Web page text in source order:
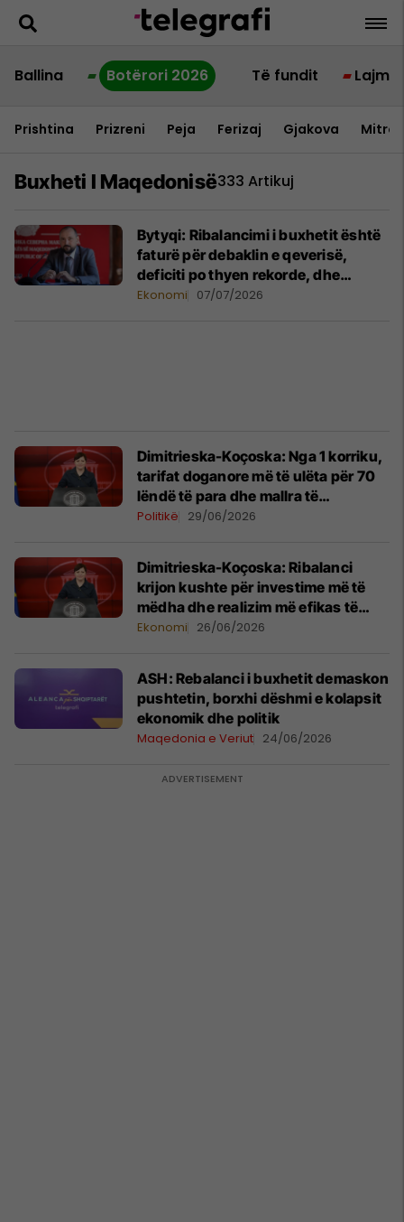
Ballina Botërori 2026 Të fundit Lajme
Prishtina Prizreni Peja Ferizaj Gjakova
Buxheti I Maqedonisë333 Artikuj
Bytyqi: Ribalancimi i buxhetit është
faturë për debaklin e qeverisë,
deficiti po thyen rekorde, dhe
qeveria po i privon qytetarët dhe
Ekonomi 07/07/2026
Dimitrieska-Koçoska: Nga 1 korriku,
tarifat doganore më të ulëta për 70
lëndë të para dhe mallra të
ndërmjetme
Politikë 29/06/2026
Dimitrieska-Koçoska: Ribalanci
krijon kushte për investime më të
mëdha dhe realizim më efikas të
projekteve kapitale
Ekonomi 26/06/2026
ASH: Rebalanci i buxhetit demaskon
pushtetin, borxhi dëshmi e kolapsit
ekonomik dhe politik
Maqedonia e Veriut 24/06/2026